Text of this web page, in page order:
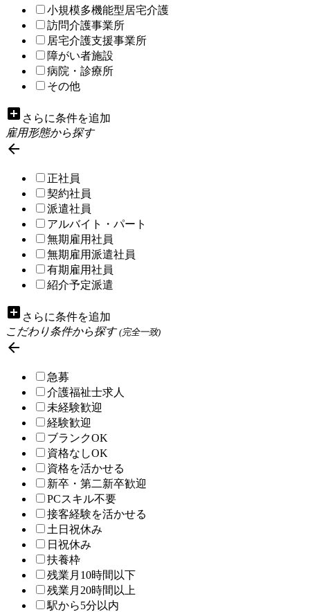
小規模多機能型居宅介護
訪問介護事業所
居宅介護支援事業所
障がい者施設
病院・診療所
その他
add_box さらに条件を追加
雇用形態から探す

正社員
契約社員
派遣社員
アルバイト・パート
無期雇用社員
無期雇用派遣社員
有期雇用社員
紹介予定派遣
add_box さらに条件を追加
こだわり条件から探す(完全一致)

急募
介護福祉士求人
未経験歓迎
経験歓迎
ブランクOK
資格なしOK
資格を活かせる
新卒・第二新卒歓迎
PCスキル不要
接客経験を活かせる
土日祝休み
日祝休み
扶養枠
残業月10時間以下
残業月20時間以上
駅から5分以内